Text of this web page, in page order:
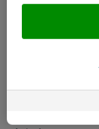
LinkedIn